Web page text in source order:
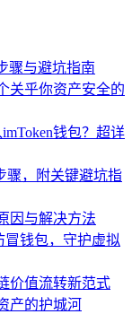
骤与避坑指南
关乎你资产安全的
钱包？超详
骤，附关键避坑指
因与解决方法
冒钱包，守护虚拟
价值流转新范式
产的护城河